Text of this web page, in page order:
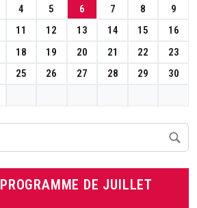
4 5 6 7 8
9
11 12 13 14 15
16
18 19 20 21 22
23
25 26 27 28 29
30
PROGRAMME DE JUILLET